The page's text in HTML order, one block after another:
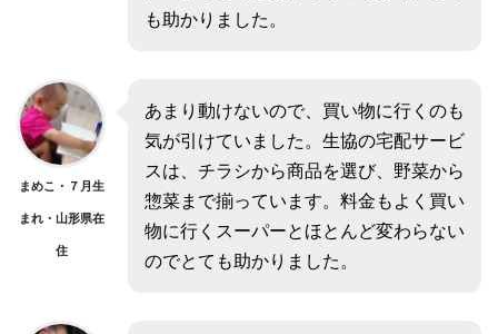
も助かりました。
まめこ・７月生
まれ・山形県在
住
あまり動けないので、買い物に行くのも
気が引けていました。生協の宅配サービ
スは、チラシから商品を選び、野菜から
惣菜まで揃っています。料金もよく買い
物に行くスーパーとほとんど変わらない
のでとても助かりました。